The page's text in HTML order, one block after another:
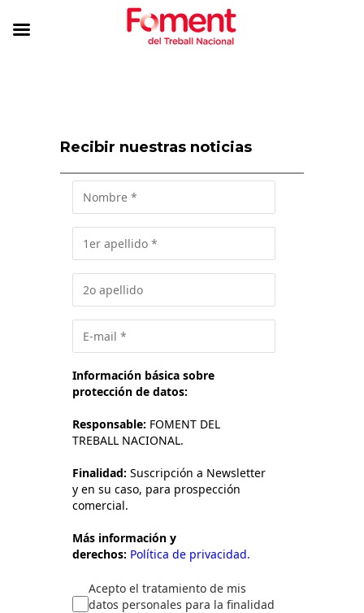
Recibir nuestras noticias
Información básica sobre
protección de datos:
Responsable: FOMENT DEL
TREBALL NACIONAL.
Finalidad: Suscripción a Newsletter
y en su caso, para prospección
comercial.
Más información y
derechos: Política de privacidad.
Acepto el tratamiento de mis
datos personales para la finalidad